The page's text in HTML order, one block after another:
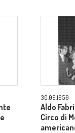
30.09.1959
Aldo
Circo di